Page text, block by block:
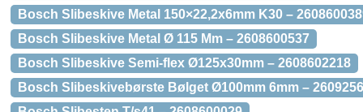
Bosch Slibeskive Metal 150×22,2x6mm K30 –
Bosch Slibeskive Metal Ø 115 Mm – 2608600537
Bosch Slibeskive Semi-flex Ø125x30mm – 2608602218
Bosch Slibeskivebørste Bølget Ø100mm 6mm –